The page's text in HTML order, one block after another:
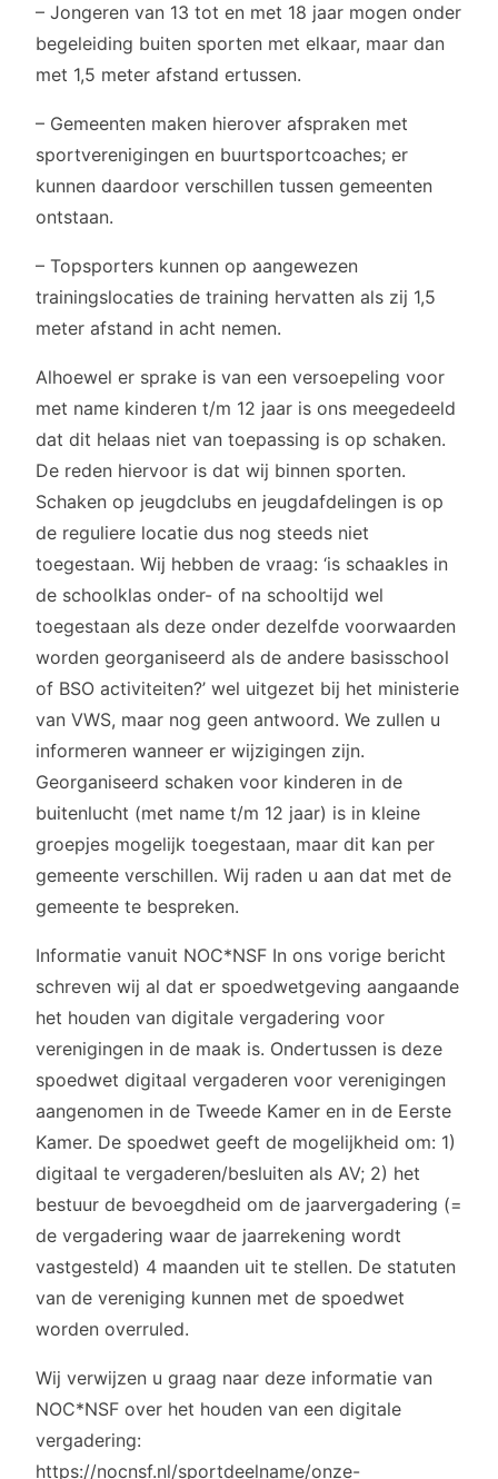
– Jongeren van 13 tot en met 18 jaar mogen onder
begeleiding buiten sporten met elkaar, maar dan
met 1,5 meter afstand ertussen.
– Gemeenten maken hierover afspraken met
sportverenigingen en buurtsportcoaches; er
kunnen daardoor verschillen tussen gemeenten
ontstaan.
– Topsporters kunnen op aangewezen
trainingslocaties de training hervatten als zij 1,5
meter afstand in acht nemen.
Alhoewel er sprake is van een versoepeling voor
met name kinderen t/m 12 jaar is ons meegedeeld
dat dit helaas niet van toepassing is op schaken.
De reden hiervoor is dat wij binnen sporten.
Schaken op jeugdclubs en jeugdafdelingen is op
de reguliere locatie dus nog steeds niet
toegestaan. Wij hebben de vraag: ‘is schaakles in
de schoolklas onder- of na schooltijd wel
toegestaan als deze onder dezelfde voorwaarden
worden georganiseerd als de andere basisschool
of BSO activiteiten?’ wel uitgezet bij het ministerie
van VWS, maar nog geen antwoord. We zullen u
informeren wanneer er wijzigingen zijn.
Georganiseerd schaken voor kinderen in de
buitenlucht (met name t/m 12 jaar) is in kleine
groepjes mogelijk toegestaan, maar dit kan per
gemeente verschillen. Wij raden u aan dat met de
gemeente te bespreken.
Informatie vanuit NOC*NSF In ons vorige bericht
schreven wij al dat er spoedwetgeving aangaande
het houden van digitale vergadering voor
verenigingen in de maak is. Ondertussen is deze
spoedwet digitaal vergaderen voor verenigingen
aangenomen in de Tweede Kamer en in de Eerste
Kamer. De spoedwet geeft de mogelijkheid om: 1)
digitaal te vergaderen/besluiten als AV; 2) het
bestuur de bevoegdheid om de jaarvergadering (=
de vergadering waar de jaarrekening wordt
vastgesteld) 4 maanden uit te stellen. De statuten
van de vereniging kunnen met de spoedwet
worden overruled.
Wij verwijzen u graag naar deze informatie van
NOC*NSF over het houden van een digitale
vergadering:
https://nocnsf.nl/sportdeelname/onze-